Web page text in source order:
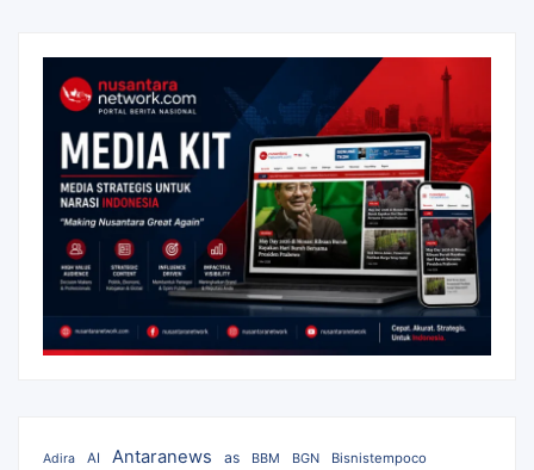
Adira AI Antaranews as BBM BGN Bisnistempoco